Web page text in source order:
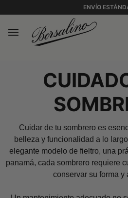
ENVÍO
Cuidar de tu sombrero es
belleza y funcionalidad a lo
elegante modelo de fieltro, una
panamá, cada sombrero requiere
conservar su forma y